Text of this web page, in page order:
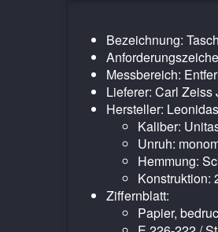
Bezeichnung:
Messbereich:
Lieferer: Carl Zeiss
Hersteller:
Kaliber:
Unruh:
Hemmung:
Konstruktion:
Ziffernblatt:
Papier,